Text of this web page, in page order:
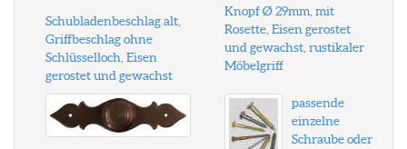
Schubladenbeschlag alt,
Griffbeschlag ohne
Schlüsselloch, Eisen
gerostet und gewachst
Knopf Ø 29mm, mit
Rosette, Eisen gerostet
und gewachst, rustikaler
Möbelgriff
passende
einzelne
Schraube oder